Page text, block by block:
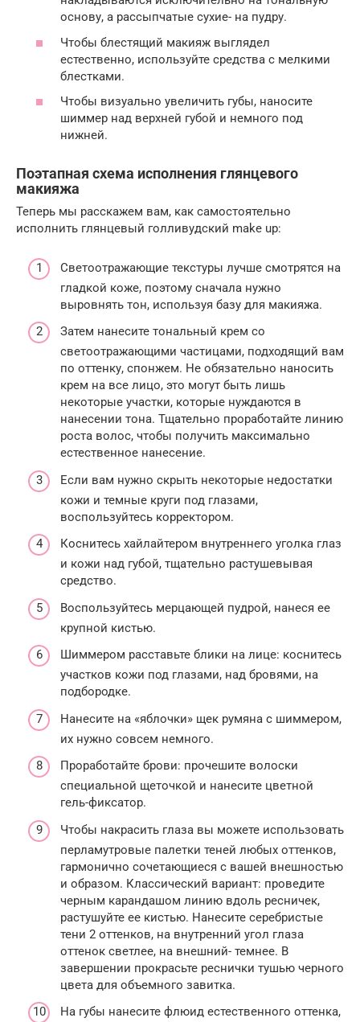
основу, а рассыпчатые сухие- на пудру.
Чтобы блестящий макияж выглядел
естественно, используйте средства с мелкими
блестками.
Чтобы визуально увеличить губы, наносите
шиммер над верхней губой и немного под
нижней.
Поэтапная схема исполнения глянцевого
макияжа
Теперь мы расскажем вам, как самостоятельно
исполнить глянцевый голливудский make up:
Светоотражающие текстуры лучше смотрятся на
гладкой коже, поэтому сначала нужно
выровнять тон, используя базу для макияжа.
Затем нанесите тональный крем со
светоотражающими частицами, подходящий вам
по оттенку, спонжем. Не обязательно наносить
крем на все лицо, это могут быть лишь
некоторые участки, которые нуждаются в
нанесении тона. Тщательно проработайте линию
роста волос, чтобы получить максимально
естественное нанесение.
Если вам нужно скрыть некоторые недостатки
кожи и темные круги под глазами,
воспользуйтесь корректором.
Коснитесь хайлайтером внутреннего уголка глаз
и кожи над губой, тщательно растушевывая
средство.
Воспользуйтесь мерцающей пудрой, нанеся ее
крупной кистью.
Шиммером расставьте блики на лице: коснитесь
участков кожи под глазами, над бровями, на
подбородке.
Нанесите на «яблочки» щек румяна с шиммером,
их нужно совсем немного.
Проработайте брови: прочешите волоски
специальной щеточкой и нанесите цветной
гель-фиксатор.
Чтобы накрасить глаза вы можете использовать
перламутровые палетки теней любых оттенков,
гармонично сочетающиеся с вашей внешностью
и образом. Классический вариант: проведите
черным карандашом линию вдоль ресничек,
растушуйте ее кистью. Нанесите серебристые
тени 2 оттенков, на внутренний угол глаза
оттенок светлее, на внешний- темнее. В
завершении прокрасьте реснички тушью черного
цвета для объемного завитка.
На губы нанесите флюид естественного оттенка,